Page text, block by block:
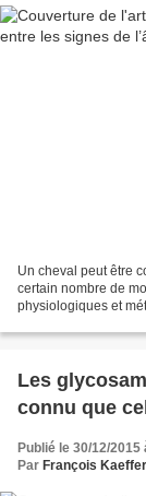
Un cheval peut être
certain nombre de
physiologiques et
Les
connu que
Publié le 30/12/2015
Par François